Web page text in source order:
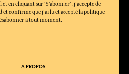
en cliquant sur ‘S’abonner’, j'accepte de
et confirme que j'ai lu et accepté la politique
à tout moment.
A PROPOS